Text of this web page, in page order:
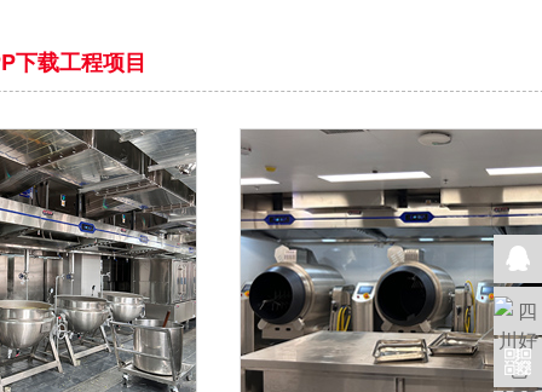
排系统
冷设备
先生APP下载用车
理设备
先生APP下载桌椅
下载工程项目